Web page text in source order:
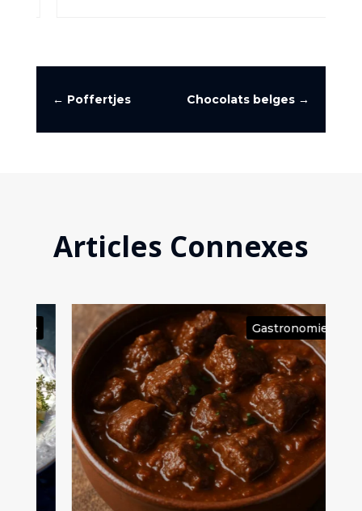
← Poffertjes Chocolats belges →
Articles Connexes
Gastronomie